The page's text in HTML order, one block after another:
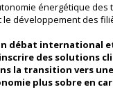
énergétique des
développement des
débat international
des solutions
la transition vers
plus sobre en